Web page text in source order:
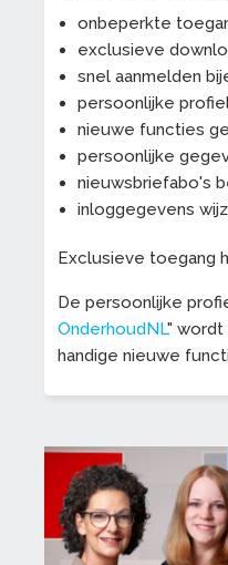
onbeperkte
exclusieve
snel aanmelden
persoonlijke
nieuwe functies
persoonlijke
nieuwsbriefabo's
inloggegevens
Exclusieve toegang
De persoonlijke
OnderhoudNL" wordt
handige nieuwe